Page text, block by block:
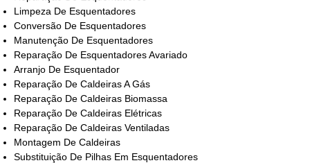
Limpeza De Esquentadores
Conversão De Esquentadores
Manutenção De Esquentadores
Reparação De Esquentadores Avariado
Arranjo De Esquentador
Reparação De Caldeiras A Gás
Reparação De Caldeiras Biomassa
Reparação De Caldeiras Elétricas
Reparação De Caldeiras Ventiladas
Montagem De Caldeiras
Substituição De Pilhas Em Esquentadores